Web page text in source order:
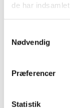
de har
Nødvendig
Præferencer
Statistik
2013 (49)
2012 (44)
2008 (8)
oktober (1)